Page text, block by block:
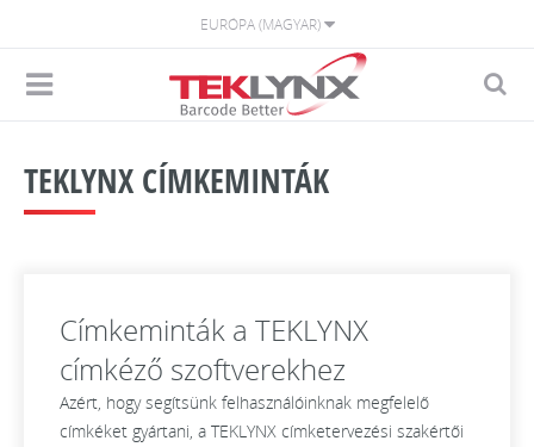
EURÓPA (MAGYAR)
TEKLYNX CÍMKEMINTÁK
Címkeminták a TEKLYNX
címkéző szoftverekhez
Azért, hogy segítsünk felhasználóinknak megfelelő
címkéket gyártani, a TEKLYNX címketervezési szakértői